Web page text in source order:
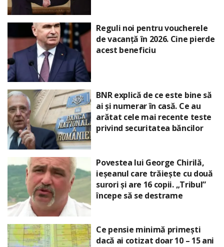
Reguli noi pentru voucherele
de vacanță în 2026. Cine pierde
acest beneficiu
BNR explică de ce este bine să
ai și numerar în casă. Ce au
arătat cele mai recente teste
privind securitatea băncilor
Povestea lui George Chirilă,
ieșeanul care trăiește cu două
surori și are 16 copii. „Tribul”
începe să se destrame
Ce pensie minimă primești
dacă ai cotizat doar 10 – 15 ani